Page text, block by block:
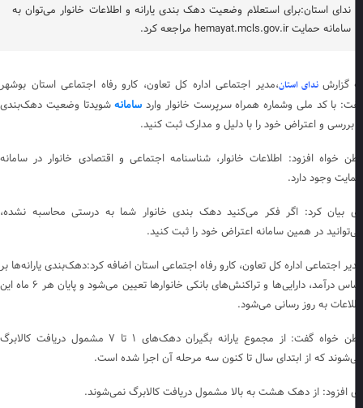
ندای استان:برای استعلام وضعیت دهک بندی یارانه و اطلاعات خانوار می‌توان به
سامانه حمایت hemayat.mcls.gov.ir مراجعه کرد.
گزارشندای استان،مدیر اجتماعی اداره کل تعاون، کارو رفاه اجتماعی استان بوشهر
با کد ملی وشماره همراه سرپرست خانوار واردسامانهشویدتا وضعیت دهک‌بندی
بررسی و اعتراض خود را با دلیل و مدارک ثبت کنید.
خواه افزود: اطلاعات خانوار، شناسنامه اجتماعی و اقتصادی خانوار در سامانه
وجود دارد.
بیان کرد: اگر فکر می‌کنید دهک بندی خانوار شما به درستی محاسبه نشده،
در همین سامانه اعتراض خود را ثبت کنید.
اجتماعی اداره کل تعاون، کارو رفاه اجتماعی استان اضافه کرد:دهک‌بندی یارانه‌ها بر
اساس درآمد، دارایی‌ها و تراکنش‌های بانکی خانوار‌ها تعیین می‌شود و پایان هر ۶ ماه این
به روز رسانی می‌شود.
وطن خواه گفت: از مجموع یارانه بگیران دهک‌های ۱ تا ۷ مشمول دریافت کالابرگ
که از ابتدای سال تا کنون سه مرحله آن اجرا شده است.
افزود: از دهک هشت به بالا مشمول دریافت کالابرگ نمی‌شوند.